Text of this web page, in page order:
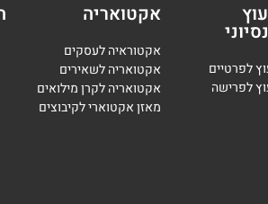
לפרטיים
לפרישה
אקטואריה
אקטוראיה לעסקים
אקטואריה לשאירים
אקטואריה לקרן מילואים
מאזן אקטוארי לקיבוצים